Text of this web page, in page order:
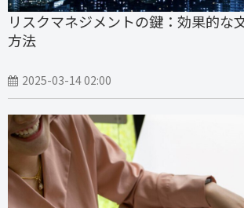
リスクマネジメントの鍵：効果的な
方法
2025-03-14 02:00